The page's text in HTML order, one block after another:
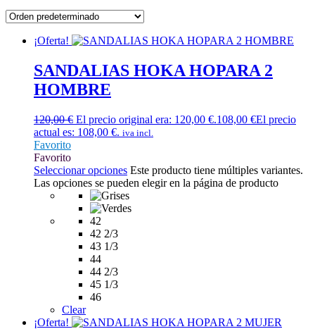
¡Oferta!
SANDALIAS HOKA HOPARA 2
HOMBRE
120,00€ El precio original era: 120,00 €.108,00 €El precio
actual es: 108,00 €. iva incl.
Favorito
Favorito
Seleccionar opciones Este producto tiene múltiples variantes.
Las opciones se pueden elegir en la página de producto
42
42 2/3
43 1/3
44
44 2/3
45 1/3
46
Clear
¡Oferta!